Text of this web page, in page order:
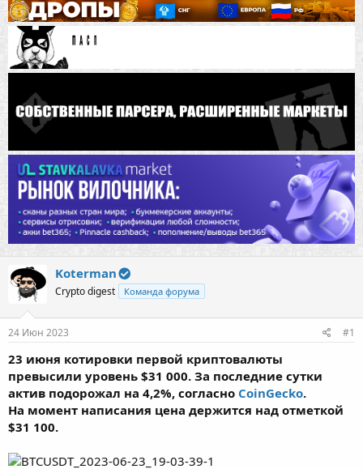
Koterman
Crypto digest Команда форума
24 Июн 2023 #1
23 июня котировки первой криптовалюты
превысили уровень $31 000. За последние сутки
актив подорожал на 4,2%, согласно CoinGecko.
На момент написания цена держится над отметкой
$31 100.